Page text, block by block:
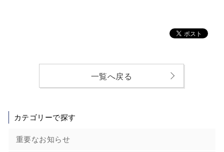
一覧へ戻る
カテゴリーで探す
重要なお知らせ